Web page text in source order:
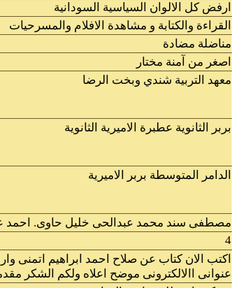
ارفض كل الالوان السياسية السودانية
القراءة والكتابة و مشاهدة الافلام والمسرحيات
مناضلة مضادة
اصغر من آمنة مختار
معهد التربية شندي وبخت الرضا
بربر الثانوية عطبرة الاميرية الثانوية
الدامر المتوسطة بربر الاميرية
مصطفى سند محمد عبدالحى خليل حاوى. احمد
4
اكتب الان كتاب عن صلاح احمد ابراهيم اتمنى
عنوانى االالكترونى موضح اعلاه ولكم الشكر